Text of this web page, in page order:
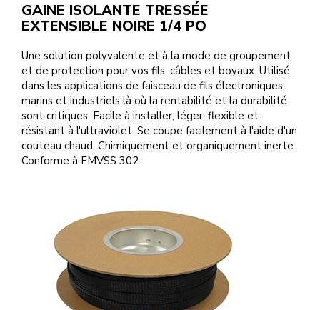
GAINE ISOLANTE TRESSÉE
EXTENSIBLE NOIRE 1/4 PO
Une solution polyvalente et à la mode de groupement
et de protection pour vos fils, câbles et boyaux. Utilisé
dans les applications de faisceau de fils électroniques,
marins et industriels là où la rentabilité et la durabilité
sont critiques. Facile à installer, léger, flexible et
résistant à l'ultraviolet. Se coupe facilement à l'aide d'un
couteau chaud. Chimiquement et organiquement inerte.
Conforme à FMVSS 302.